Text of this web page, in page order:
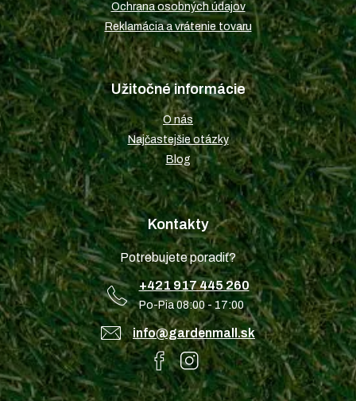
Ochrana osobných údajov
Reklamácia a vrátenie tovaru
Užitočné informácie
O nás
Najčastejšie otázky
Blog
Kontakty
Potrebujete poradiť?
+421 917 445 260
Po-Pia 08:00 - 17:00
info@gardenmall.sk